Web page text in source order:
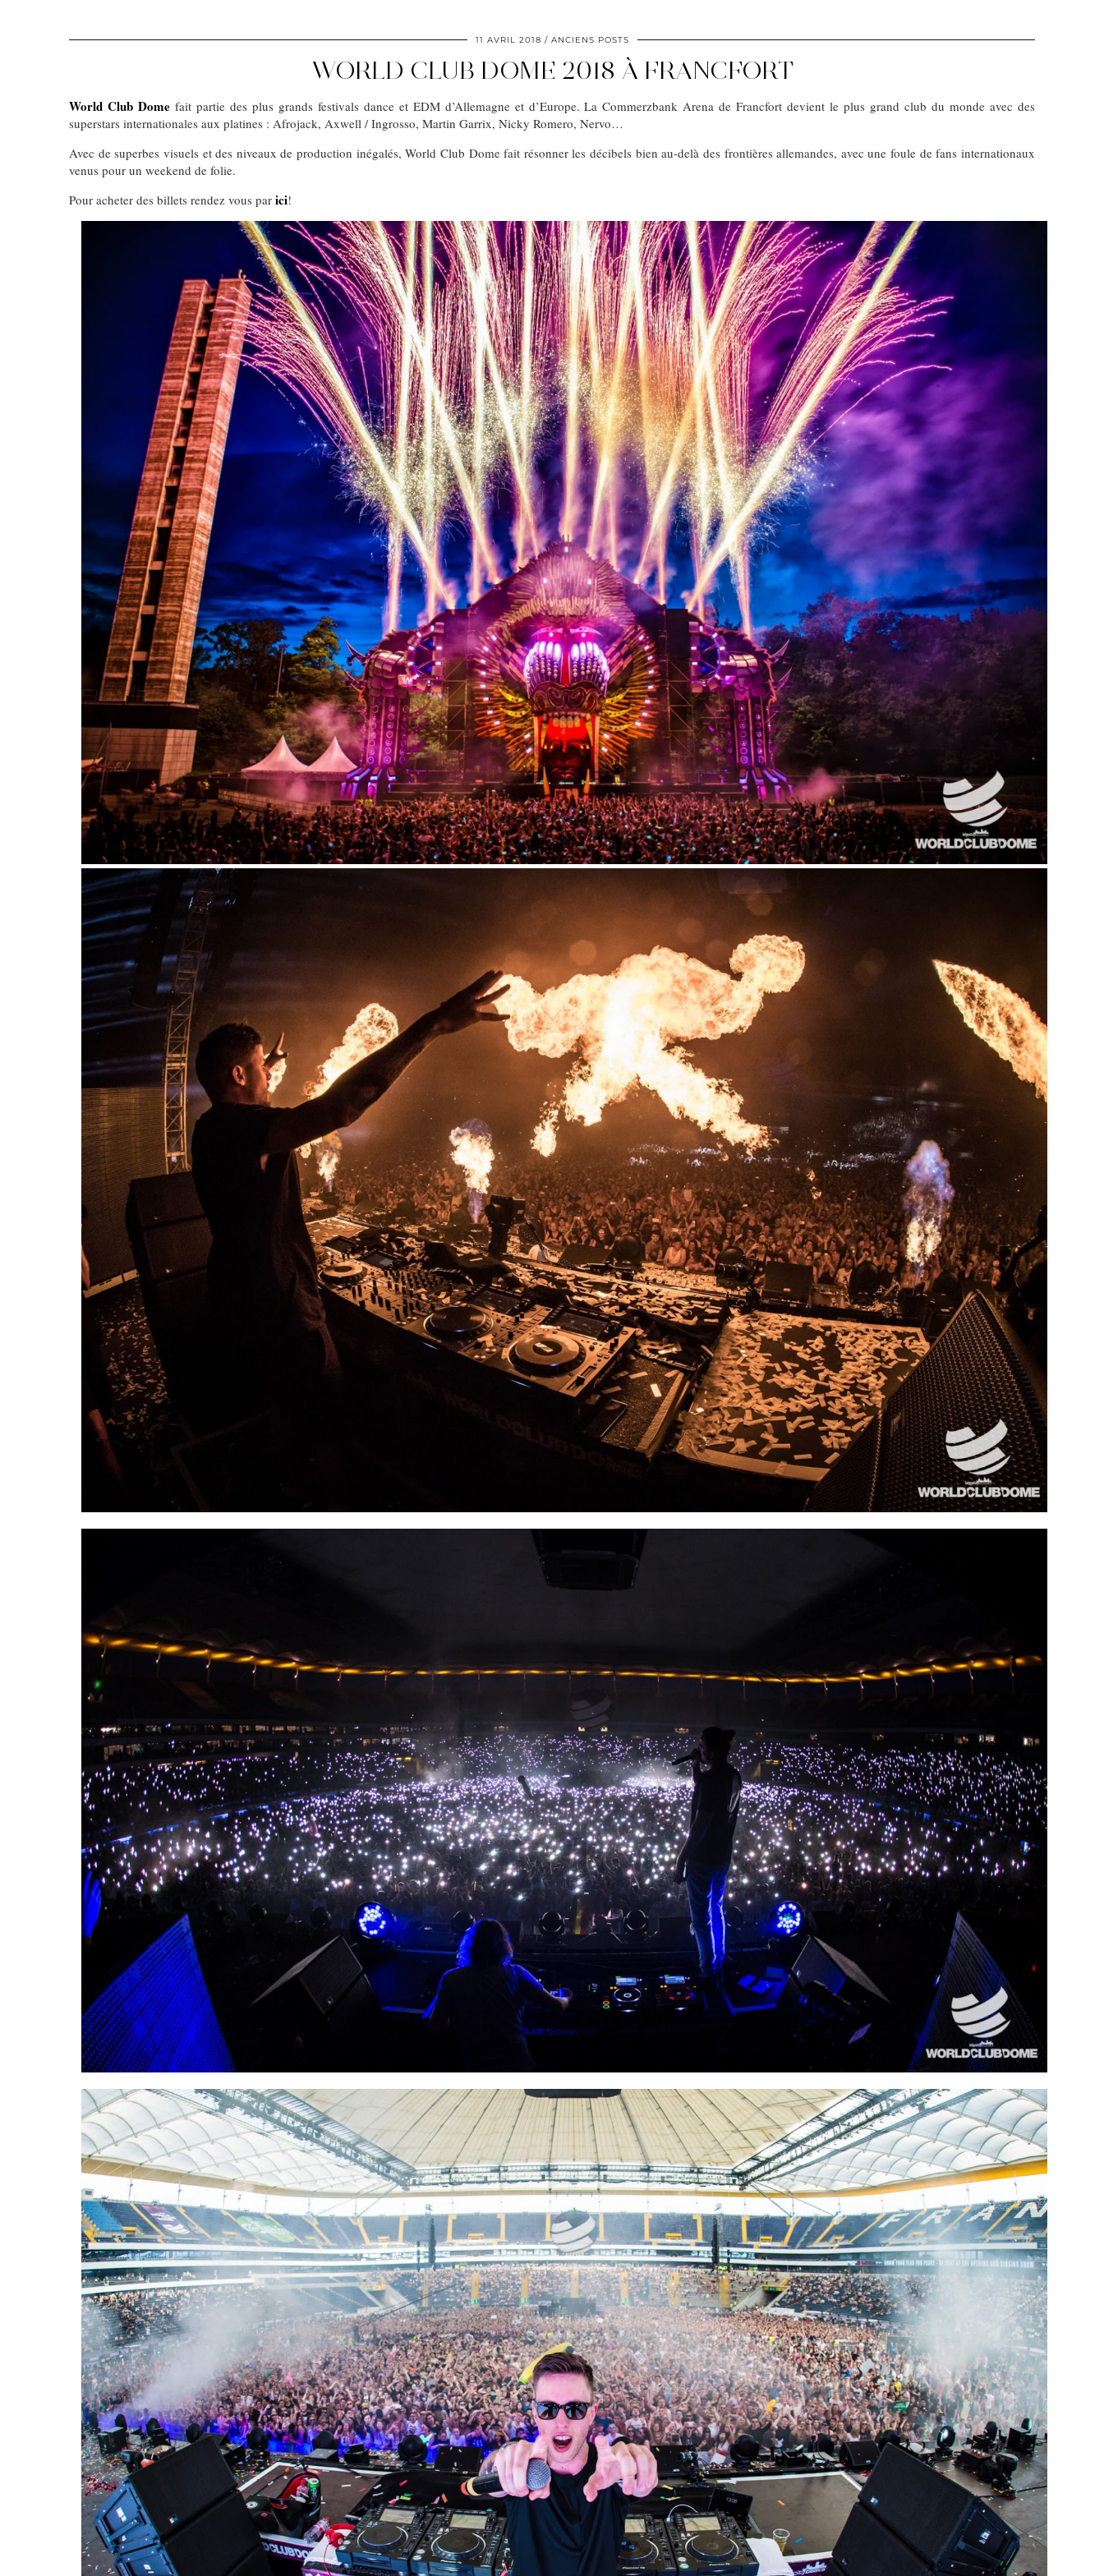
11 AVRIL 2018 ANCIENS POSTS
WORLD CLUB DOME 2018 À FRANCFORT
World Club Domefait partie des plus grands festivals dance et EDM d’Allemagne et d’Europe. La Commerzbank Arena de Francfort devient le plus grand club du monde avec des
superstars internationales aux platines : Afrojack, Axwell / Ingrosso, Martin Garrix, Nicky Romero, Nervo…
Avec de superbes visuels et des niveaux de production inégalés, World Club Dome fait résonner les décibels bien au-delà des frontières allemandes, avec une foule de fans internationaux
venus pour un weekend de folie.
Pour acheter des billets rendez vous par ici!